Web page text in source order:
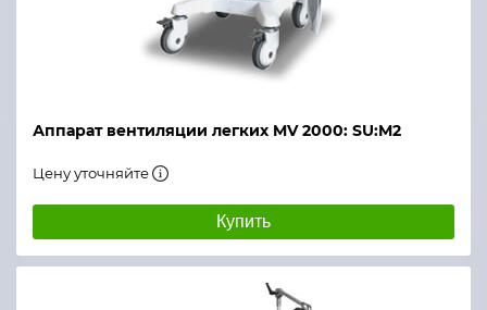
Аппарат вентиляции легких MV 2000: SU:M2
Цену уточняйте
Купить